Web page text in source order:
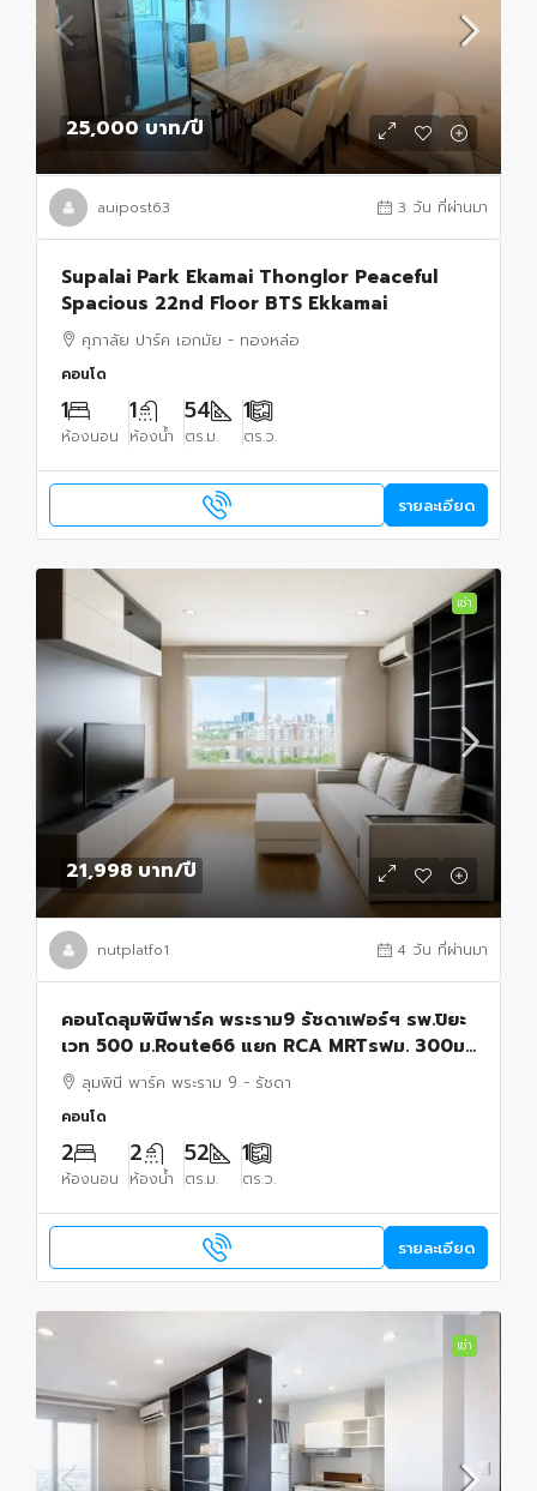
25,000 บาท/ปี
auipost63 3 วัน ที่ผ่านมา
Supalai Park Ekamai Thonglor Peaceful
Spacious 22nd Floor BTS Ekkamai
ศุภาลัย ปาร์ค เอกมัย - ทองหล่อ
คอนโด
1
ห้องนอน
1
ห้องน้ำ
54
ตร.ม.
1
ตร.ว.
รายละเอียด
เช่า
21,998 บาท/ปี
nutplatfo1 4 วัน ที่ผ่านมา
คอนโดลุมพินีพาร์ค พระราม9 รัชดาเฟอร์ฯ รพ.ปิยะ
เวท 500 ม.Route66 แยก RCA MRTรฟม. 300ม.
52 ตร.ม. 2นอน 2น้ำ อาคาร A ชั้น 20 วิวทิศตะวัน
ออก
ลุมพินี พาร์ค พระราม 9 - รัชดา
คอนโด
2
ห้องนอน
2
ห้องน้ำ
52
ตร.ม.
1
ตร.ว.
รายละเอียด
เช่า